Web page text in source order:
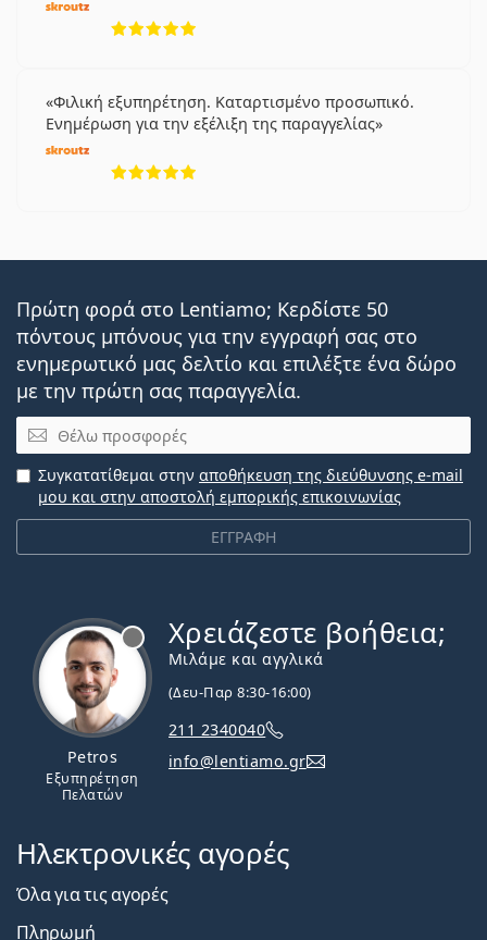
Φιλική εξυπηρέτηση. Καταρτισμένο προσωπικό.
Ενημέρωση για την εξέλιξη της παραγγελίας
Πρώτη φορά στο Lentiamo; Κερδίστε 50
πόντους μπόνους για την εγγραφή σας στο
ενημερωτικό μας δελτίο και επιλέξτε ένα δώρο
με την πρώτη σας παραγγελία.
Email
ΕΓΓΡΑΦΗ
Συγκατατίθεμαι στην αποθήκευση της διεύθυνσης e-mail
μου και στην αποστολή εμπορικής επικοινωνίας
Petros
Εξυπηρέτηση
Πελατών
Χρειάζεστε βοήθεια;
Μιλάμε και αγγλικά
(Δευ-Παρ 8:30-16:00)
211 2340040
info@lentiamo.gr
Ηλεκτρονικές αγορές
Όλα για τις αγορές
Πληρωμή